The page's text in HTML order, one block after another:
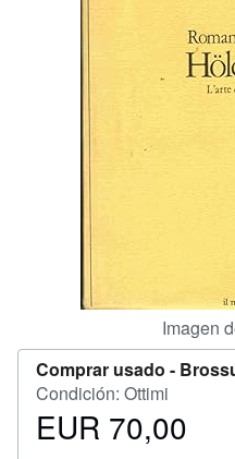
Imagen
Comprar usado -
Condición: Ottimi
Precio
EUR 70,00